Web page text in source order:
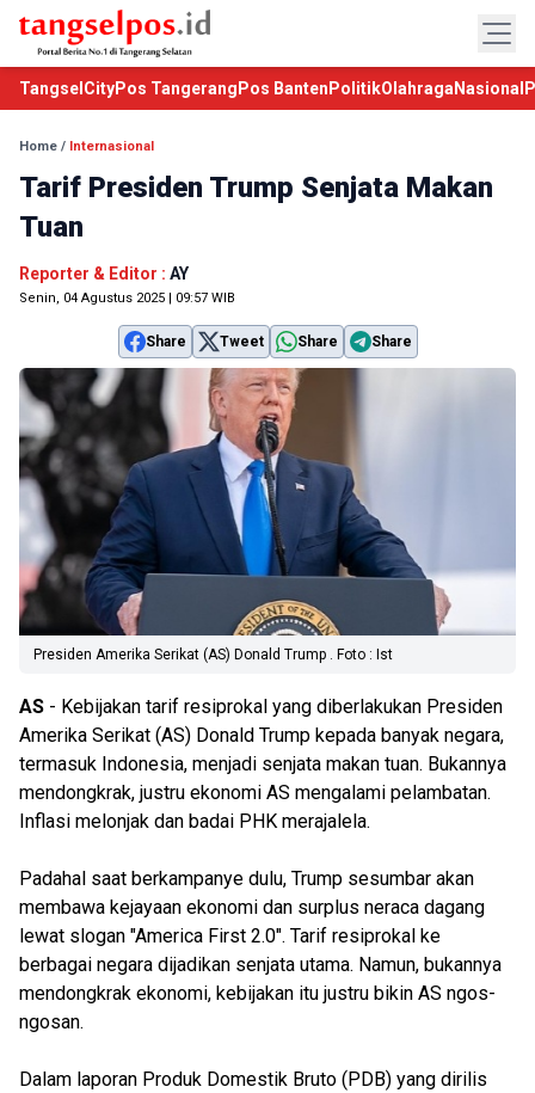
TangselCityPos Tangerang Pos Banten PolitikOlahraga Nasional
Home / Internasional
Tarif Presiden Trump Senjata Makan
Tuan
Reporter & Editor : AY
Senin, 04 Agustus 2025 | 09:57 WIB
Share Tweet Share Share
Presiden Amerika Serikat (AS) Donald Trump . Foto : Ist
AS - Kebijakan tarif resiprokal yang diberlakukan Presiden
Amerika Serikat (AS) Donald Trump kepada banyak negara,
termasuk Indonesia, menjadi senjata makan tuan. Bukannya
mendongkrak, justru ekonomi AS mengalami pelambatan.
Inflasi melonjak dan badai PHK merajalela.
Padahal saat berkampanye dulu, Trump sesumbar akan
membawa kejayaan ekonomi dan surplus neraca dagang
lewat slogan "America First 2.0". Tarif resiprokal ke
berbagai negara dijadikan senjata utama. Namun, bukannya
mendongkrak ekonomi, kebijakan itu justru bikin AS ngos-
ngosan.
Dalam laporan Produk Domestik Bruto (PDB) yang dirilis